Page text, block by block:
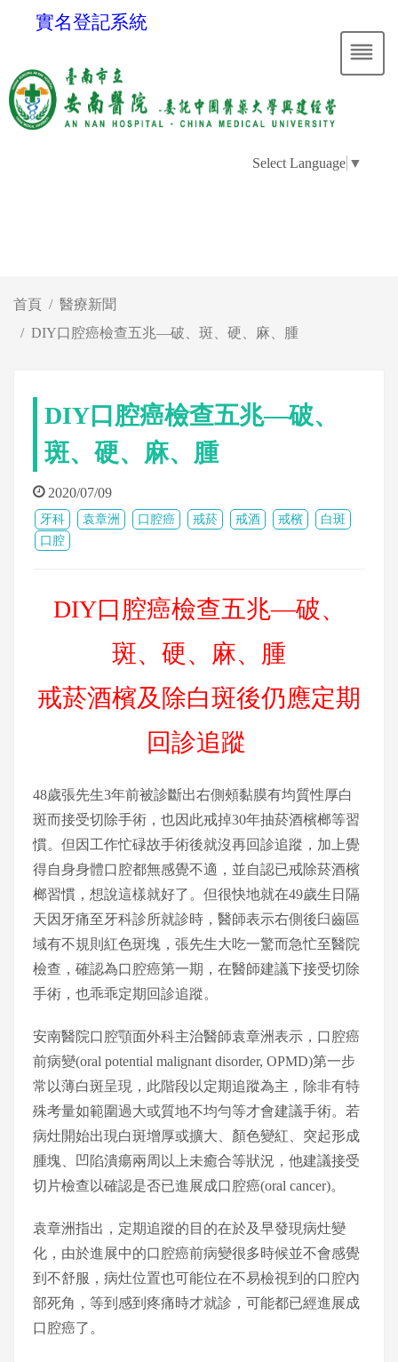
實名登記系統
Select Language ▼
首頁
醫療新聞
DIY口腔癌檢查五兆—破、斑、硬、麻、腫
DIY口腔癌檢查五兆—破、
斑、硬、麻、腫
2020/07/09
牙科 袁章洲 口腔癌 戒菸 戒酒 戒檳
白斑
口腔
DIY口腔癌檢查五兆—破、
斑、硬、麻、腫
戒菸酒檳及除白斑後仍應定期
回診追蹤
48歲張先生3年前被診斷出右側頰黏膜有均質性厚白
斑而接受切除手術，也因此戒掉30年抽菸酒檳榔等習
慣。但因工作忙碌故手術後就沒再回診追蹤，加上覺
得自身身體口腔都無感覺不適，並自認已戒除菸酒檳
榔習慣，想說這樣就好了。但很快地就在49歲生日隔
天因牙痛至牙科診所就診時，醫師表示右側後臼齒區
域有不規則紅色斑塊，張先生大吃一驚而急忙至醫院
檢查，確認為口腔癌第一期，在醫師建議下接受切除
手術，也乖乖定期回診追蹤。
安南醫院口腔顎面外科主治醫師袁章洲表示，口腔癌
前病變(oral potential malignant disorder, OPMD)第一步
常以薄白斑呈現，此階段以定期追蹤為主，除非有特
殊考量如範圍過大或質地不均勻等才會建議手術。若
病灶開始出現白斑增厚或擴大、顏色變紅、突起形成
腫塊、凹陷潰瘍兩周以上未癒合等狀況，他建議接受
切片檢查以確認是否已進展成口腔癌(oral cancer)。
袁章洲指出，定期追蹤的目的在於及早發現病灶變
化，由於進展中的口腔癌前病變很多時候並不會感覺
到不舒服，病灶位置也可能位在不易檢視到的口腔內
部死角，等到感到疼痛時才就診，可能都已經進展成
口腔癌了。